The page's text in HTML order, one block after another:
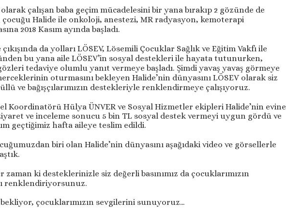
çalışan baba geçim mücadelesini bir yana bırakıp 2 gözünde de
Halide ile onkoloji, anestezi, MR radyasyon, kemoterapi
2018 Kasım ayında başladı.
da yolları LÖSEV, Lösemili Çocuklar Sağlık ve Eğitim Vakfı ile
bu yana aile LÖSEV’in sosyal destekleri ile hayata tutunurken,
tedaviye olumlu yanıt vermeye başladı. Şimdi yavaş yavaş görmeye
oturmasını bekleyen Halide’nin dünyasını LÖSEV olarak siz
ve bağışçılarımızın destekleriyle renklendirmeye çalışıyoruz.
Koordinatörü Hülya ÜNVER ve Sosyal Hizmetler ekipleri Halide’nin evine
ve inceleme sonucu 5 bin TL sosyal destek vermeyi uygun gördü ve
geçtiğimiz hafta aileye teslim edildi.
biri olan Halide’nin dünyasını aşağıdaki video ve görsellerle
zaman ki desteklerinizle siz değerli basınımız da çocuklarımızın
renklendiriyorsunuz.
çocuklarımızın sevgilerini sunuyoruz…